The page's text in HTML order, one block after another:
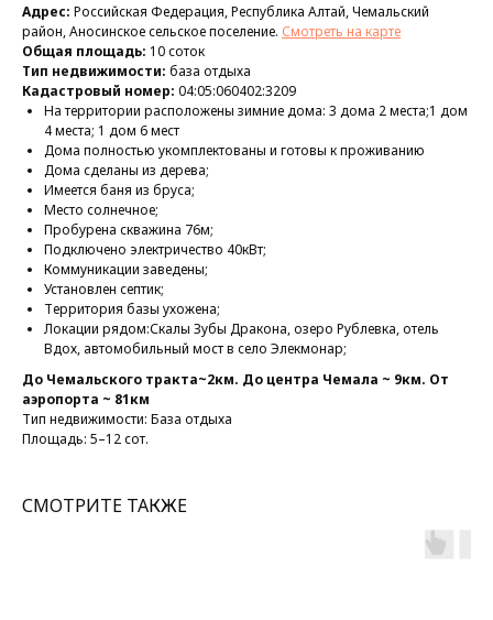
Адрес: Российская Федерация, Республика Алтай, Чемальский
район, Аносинское сельское поселение. Смотреть на карте
Общая площадь: 10 соток
Тип недвижимости: база отдыха
Кадастровый номер: 04:05:060402:3209
На территории расположены зимние дома: 3 дома 2 места;1 дом
4 места; 1 дом 6 мест
Дома полностью укомплектованы и готовы к проживанию
Дома сделаны из дерева;
Имеется баня из бруса;
Место солнечное;
Пробурена скважина 76м;
Подключено электричество 40кВт;
Коммуникации заведены;
Установлен септик;
Территория базы ухожена;
Локации рядом:Скалы Зубы Дракона, озеро Рублевка, отель
Вдох, автомобильный мост в село Элекмонар;
До Чемальского тракта~2км. До центра Чемала ~ 9км. От
аэропорта ~ 81км
Тип недвижимости: База отдыха
Площадь: 5–12 сот.
СМОТРИТЕ ТАКЖЕ